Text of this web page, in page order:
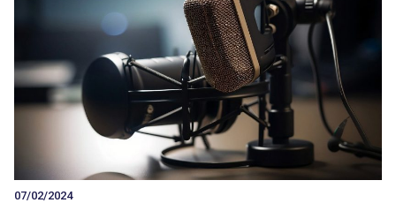
07/02/2024